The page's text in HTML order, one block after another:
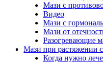
Мази с
Видео
Мази с
Мази от
Разогревающие
Мази при растяжении
Когда нужно